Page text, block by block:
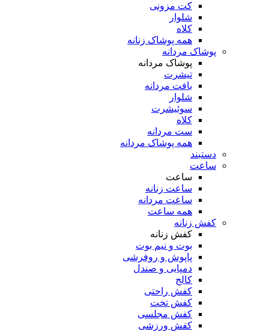
کت مزونی
شلوار
کلاه
همه پوشاک زنانه
پوشاک مردانه
پوشاک مردانه
تیشرت
بافت مردانه
شلوار
سوئیشرت
کلاه
ست مردانه
همه پوشاک مردانه
دستبند
ساعت
ساعت
ساعت زنانه
ساعت مردانه
همه ساعت
کفش زنانه
کفش زنانه
بوت و نیم بوت
پاپوش و روفرشی
دمپایی و صندل
کالج
کفش راحتی
کفش تخت
کفش مجلسی
کفش ورزشی